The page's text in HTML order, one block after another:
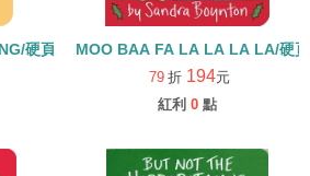
硬頁書 MOO BAA FA LA LA LA LA/硬
79 折 194元
紅利 0 點